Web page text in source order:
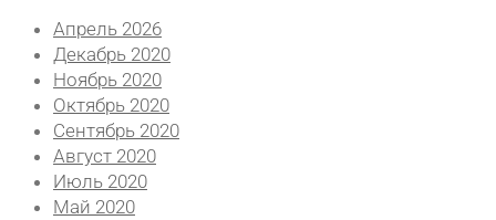
Апрель 2026
Декабрь 2020
Ноябрь 2020
Октябрь 2020
Сентябрь 2020
Август 2020
Июль 2020
Май 2020